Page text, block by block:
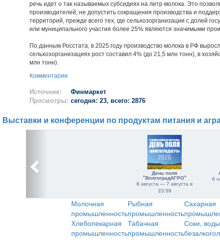
речь идет о так называемых субсидиях на литр молока. Это
производителей, не допустить сокращения производства и
территорий, прежде всего тех, где сельхозорганизации с долей
или муниципального участия более 25% являются значимыми
По данным Росстата, в 2025 году производство молока в РФ
сельхозорганизациях рост составил 4% (до 21,5 млн тонн), в
млн тонн).
Комментарии
Источник:
Финмаркет
Просмотры: сегодня: 23, всего: 2876
Выставки и конференции по продуктам питания и
День поля
"ВолгоградАГРО"
6 августа — 7 августа в
23:59
6
Молочная
промышленность
Рыбная
промышленность
Сахарная
Хлебопекарная
промышленность
Табачная
промышленность
Соки,